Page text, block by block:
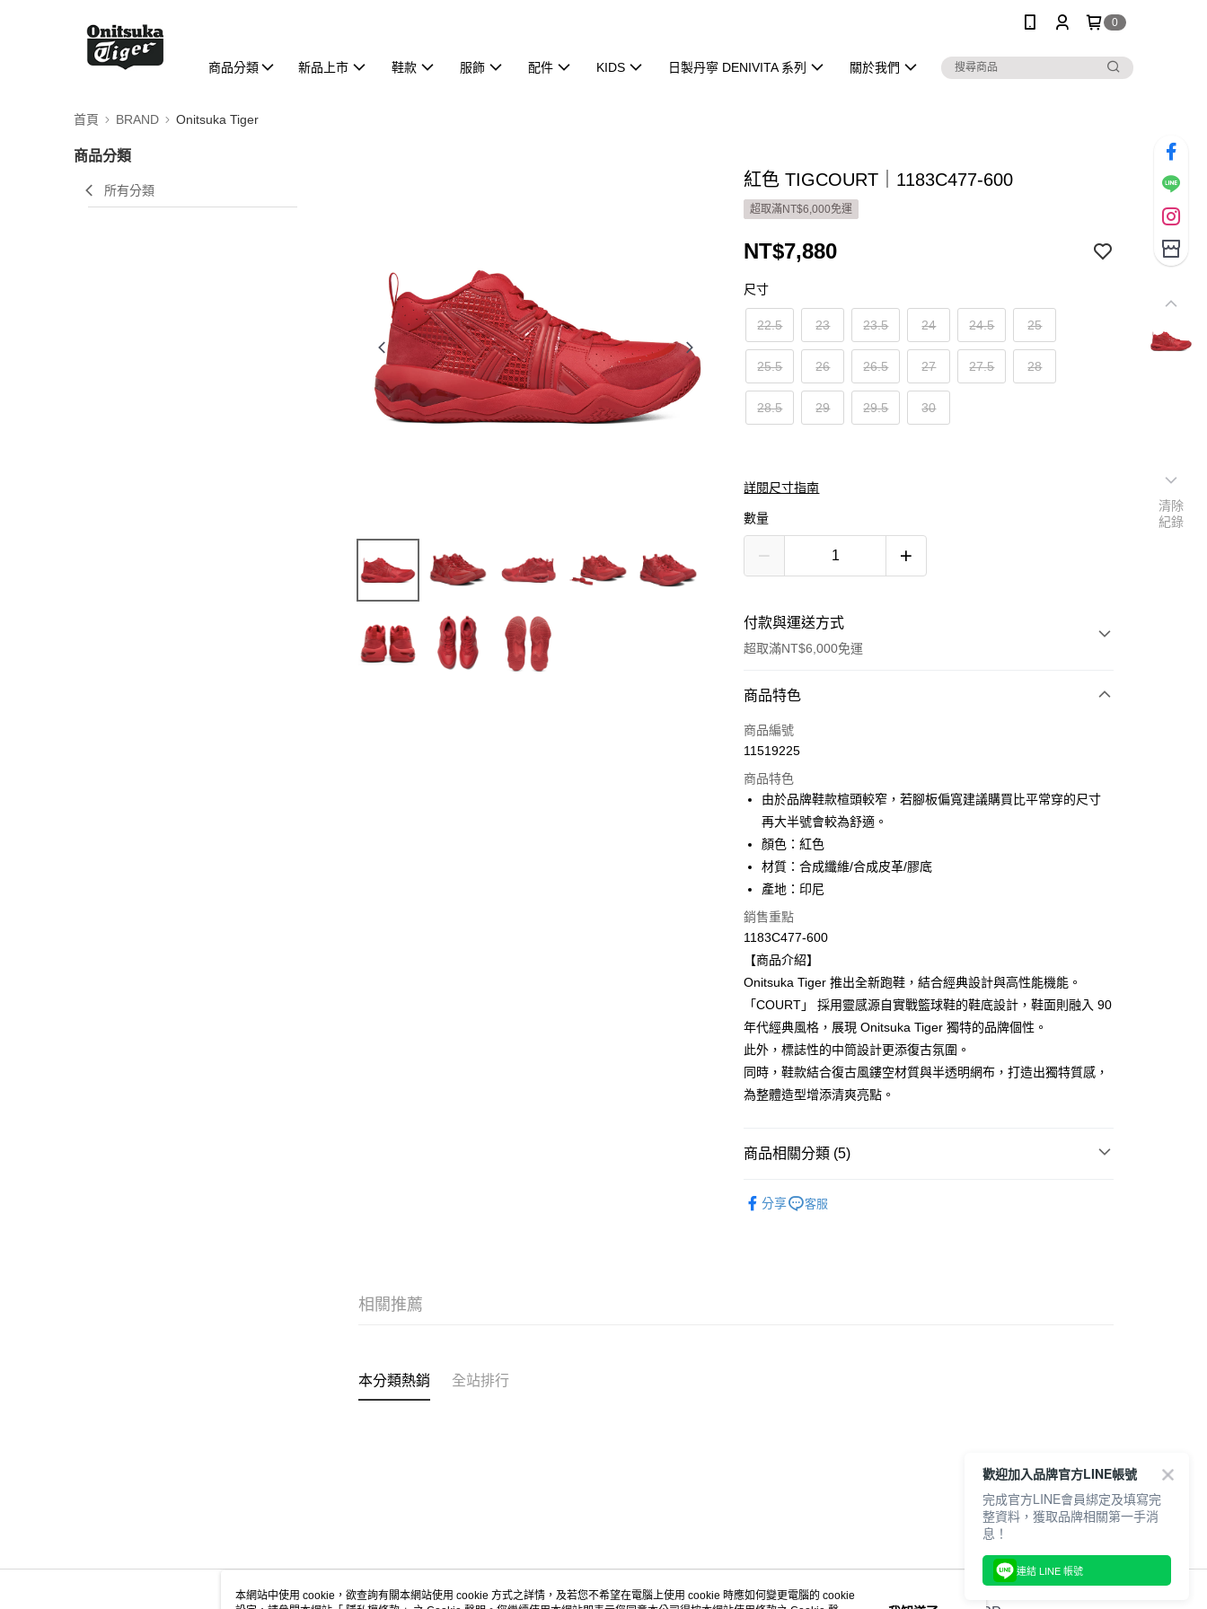
0
商品分類 新品上市 鞋款 服飾 配件 KIDS 日製丹寧 DENIVITA 系列 關於我們
首頁 BRAND Onitsuka Tiger
商品分類
所有分類
紅色 TIGCOURT｜1183C477-600
超取滿NT$6,000免運
NT$7,880
尺寸
22.5 23 23.5 24 24.5 25
25.5 26 26.5 27 27.5 28
28.5 29 29.5 30
詳閱尺寸指南
數量
付款與運送方式
超取滿NT$6,000免運
付款方式
信用卡一次付款
LINE Pay
Apple Pay
ATM付款
運送方式
全家取貨付款
每筆NT$80，滿NT$6,000(含以上)免運費
付款後全家取貨
每筆NT$80，滿NT$6,000(含以上)免運費
萊爾富取貨付款
每筆NT$80，滿NT$6,000(含以上)免運費
每筆NT$80，滿NT$6,000(含以上)免運費
每筆NT$80，滿NT$6,000(含以上)免運費
商品特色
商品編號
11519225
商品特色
由於品牌鞋款楦頭較窄，若腳板偏寬建議購買比平常穿的尺寸
再大半號會較為舒適。
顏色：紅色
材質：合成纖維/合成皮革/膠底
產地：印尼
銷售重點
1183C477-600
【商品介紹】
Onitsuka Tiger 推出全新跑鞋，結合經典設計與高性能機能。
「COURT」 採用靈感源自實戰籃球鞋的鞋底設計，鞋面則融入 90
年代經典風格，展現 Onitsuka Tiger 獨特的品牌個性。
此外，標誌性的中筒設計更添復古氛圍。
同時，鞋款結合復古風鏤空材質與半透明網布，打造出獨特質感，
為整體造型增添清爽亮點。
商品相關分類 (5)
分享 客服
相關推薦
本分類熱銷 全站排行
清除
紀錄
本網站中使用 cookie，欲查詢有關本網站使用 cookie 方式之詳情，及若您不希望在電腦上使用 cookie 時應如何變更電腦的 cookie
歡迎加入品牌官方LINE帳號
完成官方LINE會員綁定及填寫完
整資料，獲取品牌相關第一手消
息！
連結 LINE 帳號